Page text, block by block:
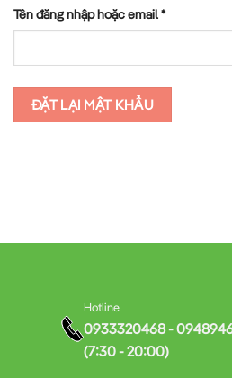
Tên đăng nhập hoặc email*Bắt
buộc
ĐẶT LẠI MẬT KHẨU
Hotline
0933320468 -
(7:30 - 20:00)